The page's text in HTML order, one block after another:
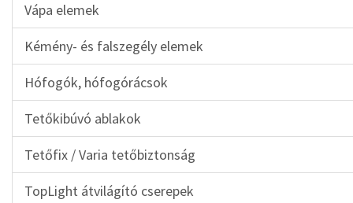
Vápa elemek
Kémény- és falszegély elemek
Hófogók, hófogórácsok
Tetőkibúvó ablakok
Tetőfix / Varia tetőbiztonság
TopLight átvilágító cserepek